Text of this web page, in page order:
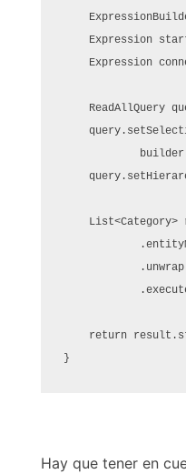
Expression
Expression
ReadAllQuery
List<Category>
return
}
Hay que tener en